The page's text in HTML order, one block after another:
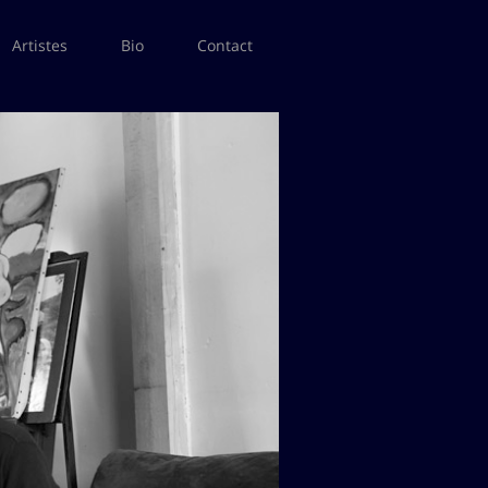
Artistes Bio Contact